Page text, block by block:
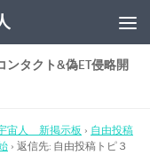
タクト&偽ET侵略開
宙人 新掲示板 › 自由投稿
› 返信先: 自由投稿トピ３